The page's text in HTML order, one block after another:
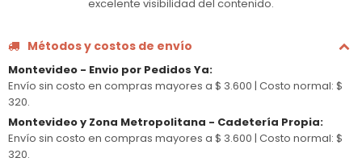
excelente visibilidad del contenido.
Métodos y costos de envío
Montevideo - Envio por Pedidos Ya:
Envío sin costo en compras mayores a $ 3.600 | Costo normal: $
320.
Montevideo y Zona Metropolitana - Cadetería Propia:
Envío sin costo en compras mayores a $ 3.600 | Costo normal: $
320.